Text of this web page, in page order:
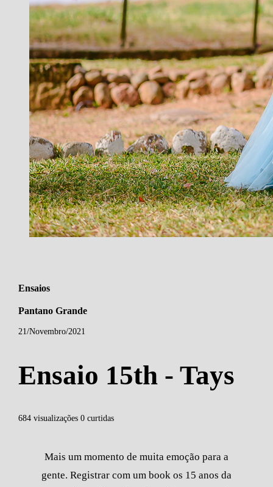
Ensaios
Pantano Grande
21/Novembro/2021
Ensaio 15th - Tays
684visualizações 0curtidas
Mais um momento de muita emoção para a
gente. Registrar com um book os 15 anos da